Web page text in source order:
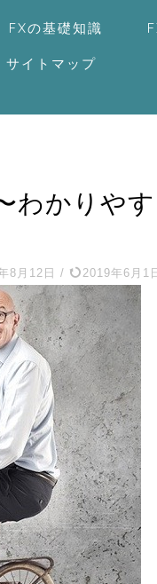
FXの基礎知識
サイトマップ
わかりやす
8月12日 / 2019年6月1